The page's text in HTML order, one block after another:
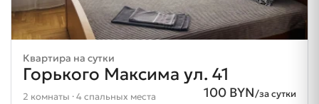
Квартира на сутки
Горького Максима ул. 41
100 BYN/за сутки
2 комнаты · 4 спальных места